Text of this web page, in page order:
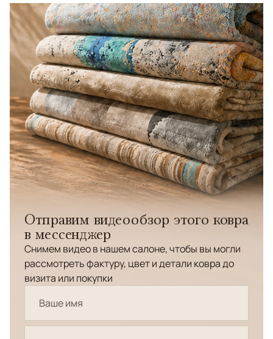
Отправим видеообзор этого ковра
в мессенджер
Снимем видео в нашем салоне, чтобы вы могли
рассмотреть фактуру, цвет и детали ковра до
визита или покупки